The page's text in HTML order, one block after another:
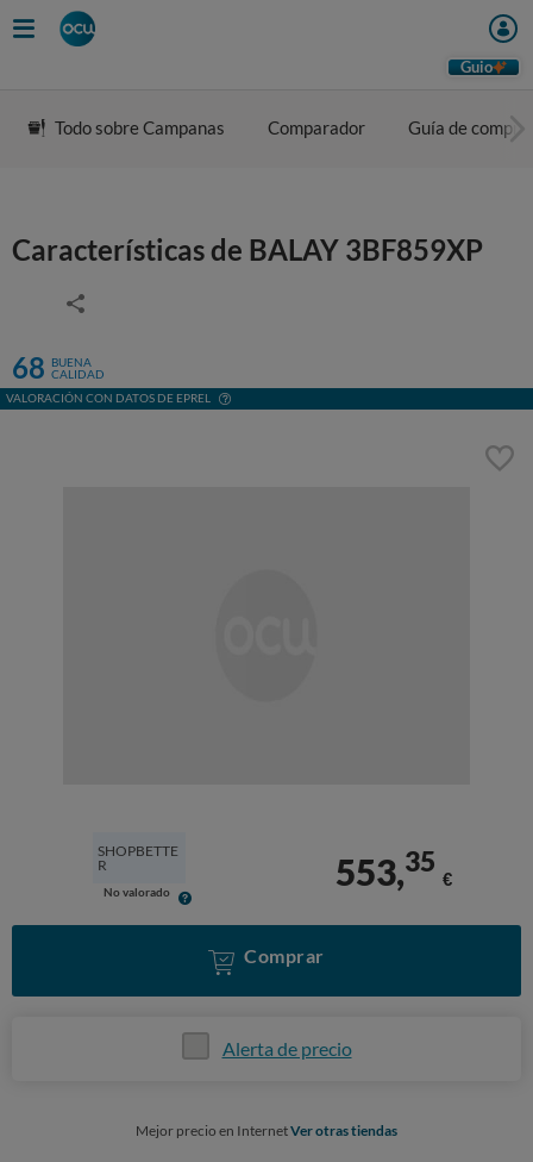
Guio
Todo sobre Campanas Comparador Guía de compra
Características de BALAY 3BF859XP
68 BUENA
CALIDAD
VALORACIÓN CON DATOS DE EPREL
SHOPBETTE
R
No valorado 553,35
€
Comprar
Alerta de precio
Mejor precio en InternetVer otras tiendas